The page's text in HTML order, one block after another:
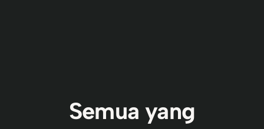
Semua yang